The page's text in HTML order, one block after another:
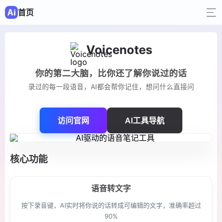
首页
Voicenotes
你的第二大脑，比你还了解你说过的话
录过的每一段语音，AI都会帮你记住，想问什么直接问
访问官网 AI工具导航
核心功能
语音转文字
按下录音键，AI实时将你说的话转成可编辑的文字，准确率超过
90%